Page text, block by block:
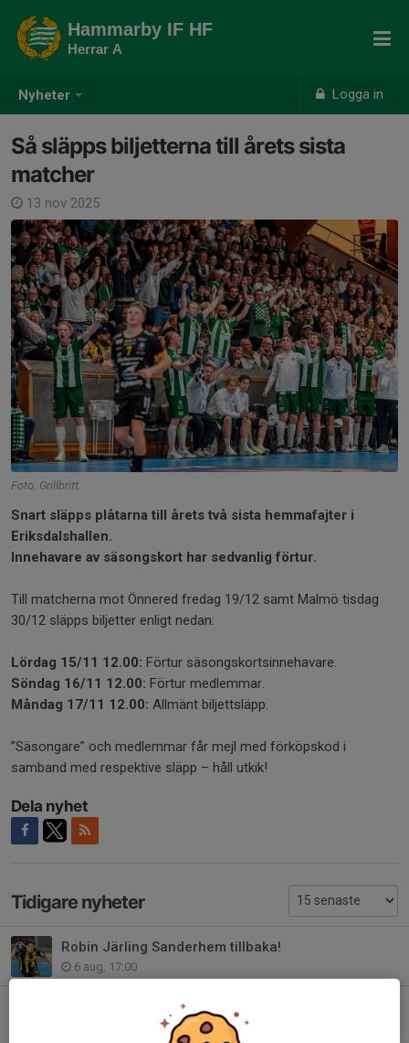
Nyheter Logga in
Hammarby IF HF
Herrar A
Så släpps biljetterna till årets sista
matcher
13 nov 2025
Foto: Grillbritt.
Snart släpps plåtarna till årets två sista hemmafajter i
Eriksdalshallen.
Innehavare av säsongskort har sedvanlig förtur.
Till matcherna mot Önnered fredag 19/12 samt Malmö tisdag
30/12 släpps biljetter enligt nedan:
Lördag 15/11 12.00: Förtur säsongskortsinnehavare.
Söndag 16/11 12.00: Förtur medlemmar.
Måndag 17/11 12.00: Allmänt biljettsläpp.
”Säsongare” och medlemmar får mejl med förköpskod i
samband med respektive släpp – håll utkik!
Dela nyhet
Tidigare nyheter
Robin Järling Sanderhem tillbaka!
6 aug, 17:00
Youtube: Elliot Stenmalm om debuten